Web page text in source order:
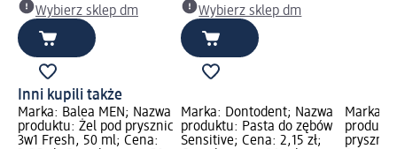
Wybierz sklep dm
Wybierz sklep dm
Inni kupili także
Marka: Balea MEN; Nazwa
produktu: Żel pod prysznic
3w1 Fresh, 50 ml; Cena:
Marka: Dontodent; Nazwa
produktu: Pasta do zębów
Sensitive; Cena: 2,15 zł;
Marka:
prysznic